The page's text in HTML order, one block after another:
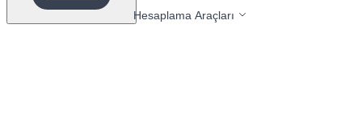
Hesaplama Araçları